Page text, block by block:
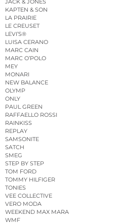
KAPTEN & SON
LA PRAIRIE
LE CREUSET
LEVI’S®
LUISA CERANO
MARC CAIN
MARC O’POLO
MEY
MONARI
NEW BALANCE
OLYMP
ONLY
PAUL GREEN
RAFFAELLO ROSSI
RAINKISS
REPLAY
SAMSONITE
SATCH
SMEG
STEP BY STEP
TOM FORD
TOMMY HILFIGER
TONIES
VEE COLLECTIVE
VERO MODA
WEEKEND MAX MARA
WMF